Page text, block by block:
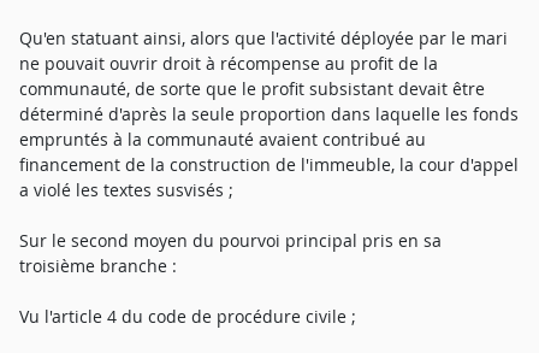
Qu'en statuant ainsi, alors que l'activité déployée par le mari
ne pouvait ouvrir droit à récompense au profit de la
communauté, de sorte que le profit subsistant devait être
déterminé d'après la seule proportion dans laquelle les fonds
empruntés à la communauté avaient contribué au
financement de la construction de l'immeuble, la cour d'appel
a violé les textes susvisés ;
Sur le second moyen du pourvoi principal pris en sa
troisième branche :
Vu l'article 4 du code de procédure civile ;